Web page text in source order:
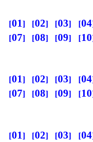
01 02 03 04
07
08 09 10
01 02 03 04
07
08 09 10
01 02 03 04